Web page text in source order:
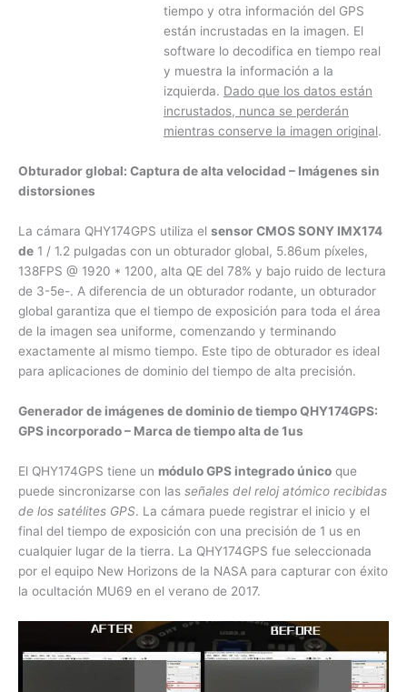
tiempo y otra información del GPS
están incrustadas en la imagen. El
software lo decodifica en tiempo real
y muestra la información a la
izquierda. Dado que los datos están
incrustados, nunca se perderán
mientras conserve la imagen original.
Obturador global: Captura de alta velocidad – Imágenes sin
distorsiones
La cámara QHY174GPS utiliza el sensor CMOS SONY IMX174
de 1 / 1.2 pulgadas con un obturador global, 5.86um píxeles,
138FPS @ 1920 * 1200, alta QE del 78% y bajo ruido de lectura
de 3-5e-. A diferencia de un obturador rodante, un obturador
global garantiza que el tiempo de exposición para toda el área
de la imagen sea uniforme, comenzando y terminando
exactamente al mismo tiempo. Este tipo de obturador es ideal
para aplicaciones de dominio del tiempo de alta precisión.
Generador de imágenes de dominio de tiempo QHY174GPS:
GPS incorporado – Marca de tiempo alta de 1us
El QHY174GPS tiene un módulo GPS integrado único que
puede sincronizarse con las señales del reloj atómico recibidas
de los satélites GPS. La cámara puede registrar el inicio y el
final del tiempo de exposición con una precisión de 1 us en
cualquier lugar de la tierra. La QHY174GPS fue seleccionada
por el equipo New Horizons de la NASA para capturar con éxito
la ocultación MU69 en el verano de 2017.